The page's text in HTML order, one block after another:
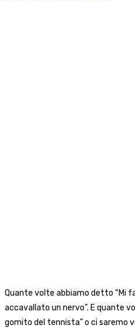
Quante volte abbiamo detto “Mi
accavallato un nervo”. E quante
gomito del tennista” o ci saremo